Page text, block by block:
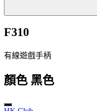
F310
有線遊戲手柄
顏色 黑色